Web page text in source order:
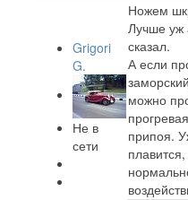
Grigori
G.
Не в
сети
Ножем
Лучше уж
сказал.
А если
можно
припоя.